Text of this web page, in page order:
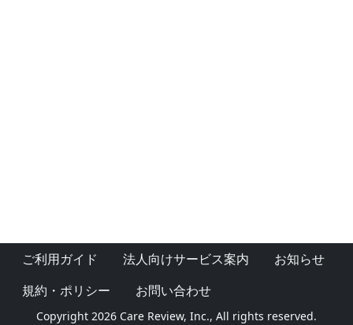
ご利用ガイド 法人向けサービス案内
お知らせ
規約・ポリシー
お問い合わせ
Copyright 2026 Care Review, Inc., All rights reserved.